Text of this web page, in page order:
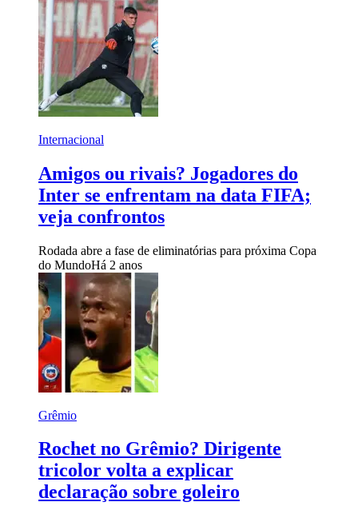
Internacional
Amigos ou rivais? Jogadores do
Inter se enfrentam na data FIFA;
veja confrontos
Rodada abre a fase de eliminatórias para próxima Copa
do MundoHá 2 anos
Grêmio
Rochet no Grêmio? Dirigente
tricolor volta a explicar
declaração sobre goleiro